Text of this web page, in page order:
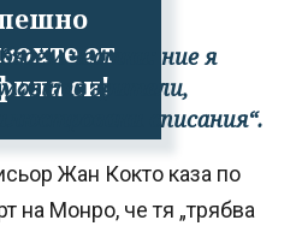
от
си!
честни: ние я
зрители,
списания“.
Жан Кокто каза по
на Монро, че тя „трябва